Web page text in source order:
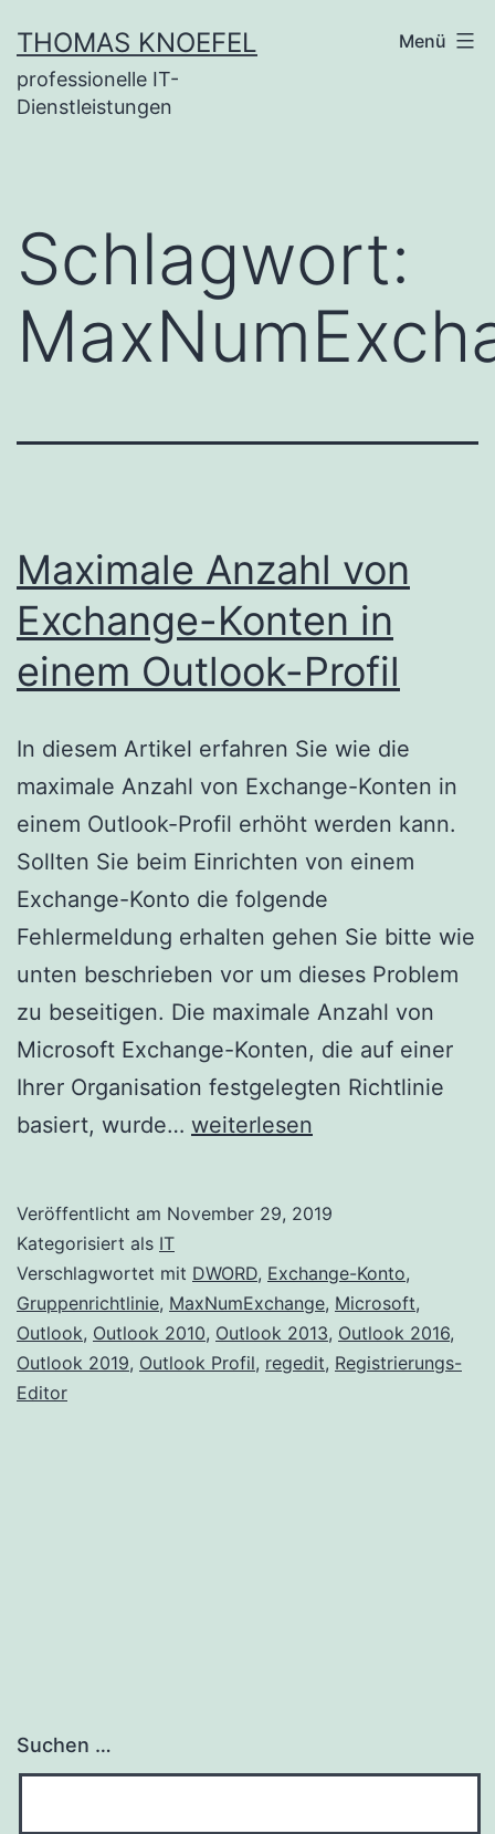
Inhalt
springen
THOMAS KNOEFEL
professionelle IT-
Dienstleistungen
Menü
Schlagwort:
Maximale Anzahl von
Exchange-Konten in
einem Outlook-Profil
In diesem Artikel erfahren Sie wie die
maximale Anzahl von Exchange-Konten in
einem Outlook-Profil erhöht werden kann.
Sollten Sie beim Einrichten von einem
Exchange-Konto die folgende
Fehlermeldung erhalten gehen Sie bitte wie
unten beschrieben vor um dieses Problem
zu beseitigen. Die maximale Anzahl von
Microsoft Exchange-Konten, die auf einer
Ihrer Organisation festgelegten Richtlinie
basiert, wurde… Maximale
Konten
in
einem
weiterlesen
Veröffentlicht am November 29, 2019
Kategorisiert als IT
Verschlagwortet mit DWORD, Exchange-Konto,
Gruppenrichtlinie, MaxNumExchange, Microsoft,
Outlook, Outlook 2010, Outlook 2013, Outlook 2016,
Outlook 2019, Outlook Profil, regedit, Registrierungs-
Editor
Suchen …